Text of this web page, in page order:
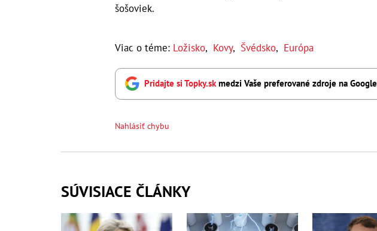
šošoviek.
Viac o téme: Ložisko, Kovy, Švédsko, Európa
Pridajte si Topky.skmedzi Vaše preferované zdroje na Google
Nahlásiť chybu
SÚVISIACE ČLÁNKY